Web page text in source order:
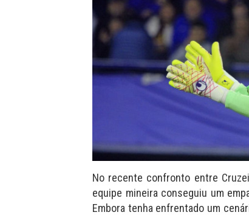
No recente confronto entre
equipe mineira conseguiu um
Embora tenha enfrentado um